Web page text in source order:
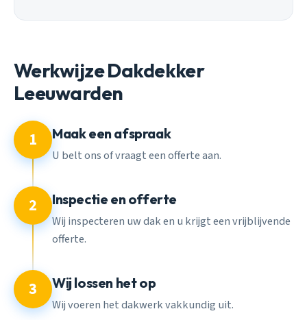
Werkwijze Dakdekker
Leeuwarden
1 Maak een afspraak
U belt ons of vraagt een offerte aan.
2 Inspectie en offerte
Wij inspecteren uw dak en u krijgt een vrijblijvende
offerte.
3 Wij lossen het op
Wij voeren het dakwerk vakkundig uit.